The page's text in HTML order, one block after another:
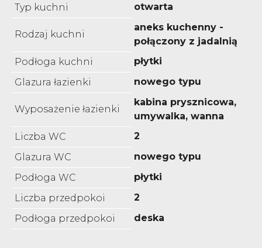
Typ kuchni
otwarta
Rodzaj kuchni
aneks kuchenny -
połączony z jadalnią
Podłoga kuchni
płytki
Glazura łazienki
nowego typu
Wyposażenie łazienki
kabina prysznicowa,
umywalka, wanna
Liczba WC
2
Glazura WC
nowego typu
Podłoga WC
płytki
Liczba przedpokoi
2
Podłoga przedpokoi
deska